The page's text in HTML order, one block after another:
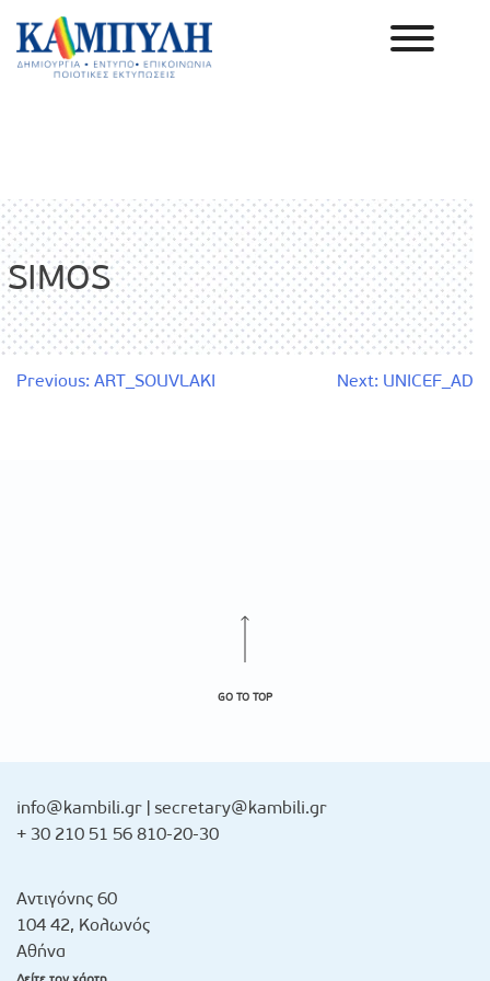
Skip
content
SIMOS
Πλοήγηση
Previous: ART_SOUVLAKI Next: UNICEF_AD
GO TO TOP
info@kambili.gr secretary@kambili.gr
+ 30 210 51 56 810-20-30
Αντιγόνης 60
104 42, Κολωνός
Αθήνα